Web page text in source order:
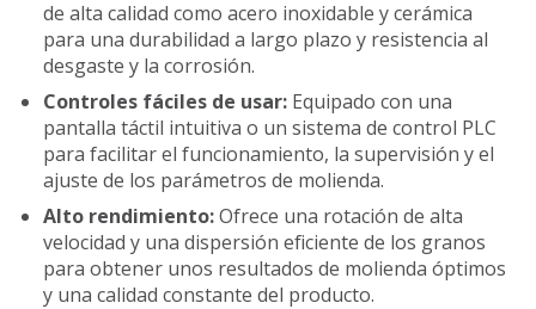
de alta calidad como acero inoxidable y cerámica
para una durabilidad a largo plazo y resistencia al
desgaste y la corrosión.
Controles fáciles de usar: Equipado con una
pantalla táctil intuitiva o un sistema de control PLC
para facilitar el funcionamiento, la supervisión y el
ajuste de los parámetros de molienda.
Alto rendimiento:Ofrece una rotación de alta
velocidad y una dispersión eficiente de los granos
para obtener unos resultados de molienda óptimos
y una calidad constante del producto.